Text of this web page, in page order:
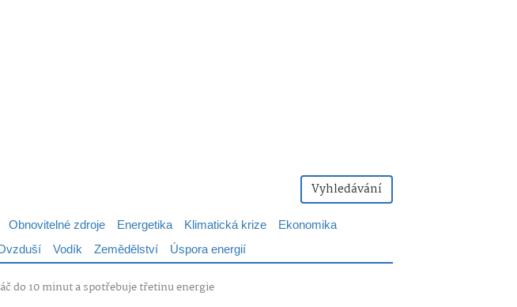
Vyhledávání
Obnovitelné zdroje Energetika Klimatická krize
Ekonomika
Vodík Zemědělství Úspora energií
do 10 minut a spotřebuje třetinu energie